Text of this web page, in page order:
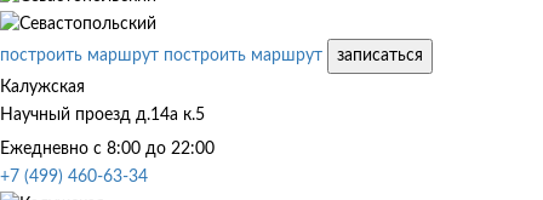
построить маршрут построить маршрут
записаться
Калужская
Научный проезд д.14а к.5
Ежедневно с 8:00 до 22:00
+7 (499) 460-63-34